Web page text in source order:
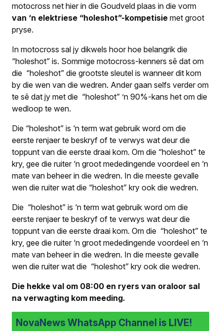
motocross net hier in die Goudveld plaas in die vorm
van ‘n elektriese “holeshot”-kompetisie met groot
pryse.
In motocross sal jy dikwels hoor hoe belangrik die
“holeshot” is. Sommige motocross-kenners sê dat om
die “holeshot” die grootste sleutel is wanneer dit kom
by die wen van die wedren. Ander gaan selfs verder om
te sê dat jy met die “holeshot” ’n 90%-kans het om die
wedloop te wen.
Die “holeshot” is ‘n term wat gebruik word om die
eerste renjaer te beskryf of te verwys wat deur die
toppunt van die eerste draai kom. Om die “holeshot” te
kry, gee die ruiter ‘n groot mededingende voordeel en ‘n
mate van beheer in die wedren. In die meeste gevalle
wen die ruiter wat die “holeshot” kry ook die wedren.
Die “holeshot” is ‘n term wat gebruik word om die
eerste renjaer te beskryf of te verwys wat deur die
toppunt van die eerste draai kom. Om die “holeshot” te
kry, gee die ruiter ‘n groot mededingende voordeel en ‘n
mate van beheer in die wedren. In die meeste gevalle
wen die ruiter wat die “holeshot” kry ook die wedren.
Die hekke val om 08:00 en ryers van oraloor sal
na verwagting kom meeding.
NovaNews WhatsApp Channel is LIVE!